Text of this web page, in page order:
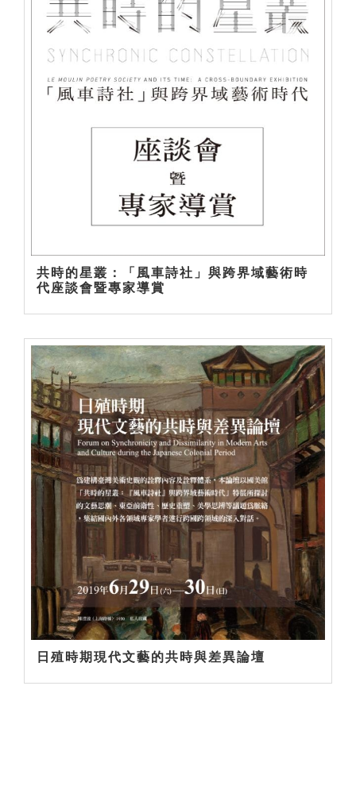
共時的星叢：「風車詩社」與跨界域藝術時
代座談會暨專家導賞
日殖時期現代文藝的共時與差異論壇